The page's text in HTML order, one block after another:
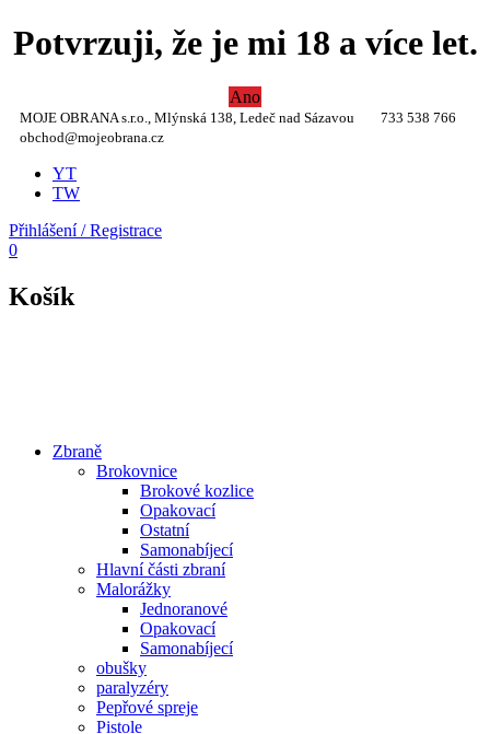
Potvrzuji, že je mi 18 a více let.
Ano
MOJE OBRANA s.r.o., Mlýnská 138, Ledeč nad Sázavou
733 538 766
obchod@mojeobrana.cz
YT
TW
Přihlášení / Registrace
0
Košík
Zbraně
Brokovnice
Brokové kozlice
Opakovací
Ostatní
Samonabíjecí
Hlavní části zbraní
Malorážky
Jednoranové
Opakovací
Samonabíjecí
obušky
paralyzéry
Pepřové spreje
Pistole